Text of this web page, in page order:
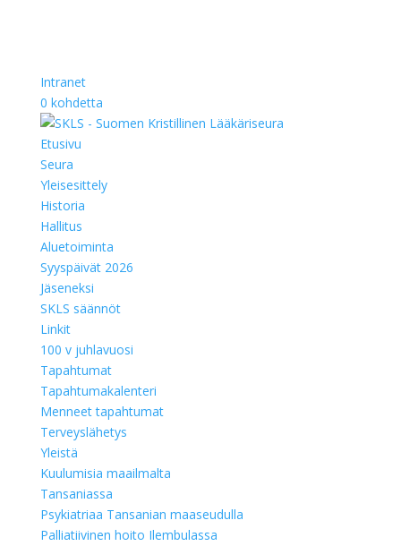
Intranet
0 kohdetta
Etusivu
Seura
Yleisesittely
Historia
Hallitus
Aluetoiminta
Syyspäivät 2026
Jäseneksi
SKLS säännöt
Linkit
100 v juhlavuosi
Tapahtumat
Tapahtumakalenteri
Menneet tapahtumat
Terveyslähetys
Yleistä
Kuulumisia maailmalta
Tansaniassa
Psykiatriaa Tansanian maaseudulla
Palliatiivinen hoito Ilembulassa